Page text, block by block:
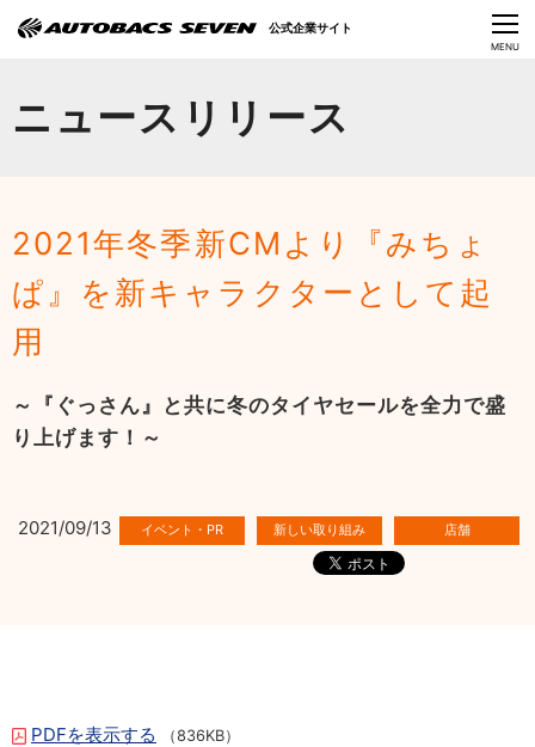
CLOSE
MENU
ニュースリリース
2021年冬季新CMより『みちょ
ぱ』を新キャラクターとして起
用
～『ぐっさん』と共に冬のタイヤセールを全力で盛
り上げます！～
2021/09/13
PDFを表示する （836KB）
公式企業サイト
サステナビリティ
Language